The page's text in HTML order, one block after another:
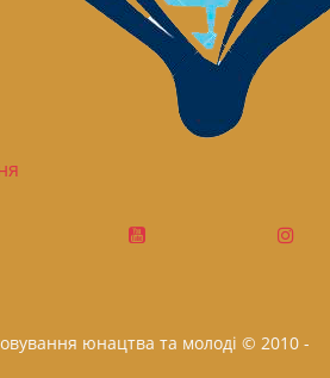
юнацтва та молоді © 2010 -